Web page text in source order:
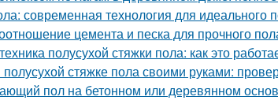
современная технология для идеального
цемента и песка для прочного
полусухой стяжки пола: как это
полусухой стяжке пола своими руками:
пол на бетонном или деревянном